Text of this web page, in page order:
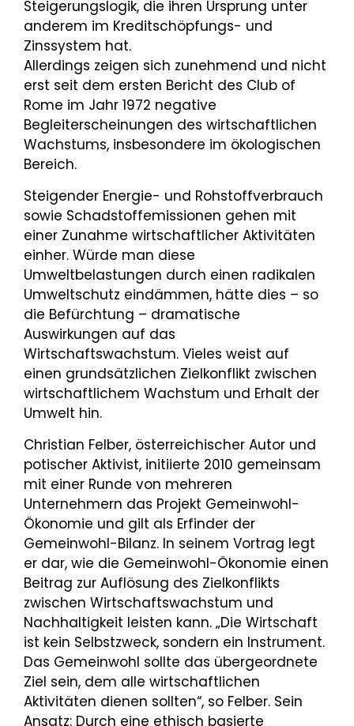
Steigerungslogik, die ihren Ursprung unter
anderem im Kreditschöpfungs- und
Zinssystem hat.
Allerdings zeigen sich zunehmend und nicht
erst seit dem ersten Bericht des Club of
Rome im Jahr 1972 negative
Begleiterscheinungen des wirtschaftlichen
Wachstums, insbesondere im ökologischen
Bereich.
Steigender Energie- und Rohstoffverbrauch
sowie Schadstoffemissionen gehen mit
einer Zunahme wirtschaftlicher Aktivitäten
einher. Würde man diese
Umweltbelastungen durch einen radikalen
Umweltschutz eindämmen, hätte dies – so
die Befürchtung – dramatische
Auswirkungen auf das
Wirtschaftswachstum. Vieles weist auf
einen grundsätzlichen Zielkonflikt zwischen
wirtschaftlichem Wachstum und Erhalt der
Umwelt hin.
Christian Felber, österreichischer Autor und
potischer Aktivist, initiierte 2010 gemeinsam
mit einer Runde von mehreren
Unternehmern das Projekt Gemeinwohl-
Ökonomie und gilt als Erfinder der
Gemeinwohl-Bilanz. In seinem Vortrag legt
er dar, wie die Gemeinwohl-Ökonomie einen
Beitrag zur Auflösung des Zielkonflikts
zwischen Wirtschaftswachstum und
Nachhaltigkeit leisten kann. „Die Wirtschaft
ist kein Selbstzweck, sondern ein Instrument.
Das Gemeinwohl sollte das übergeordnete
Ziel sein, dem alle wirtschaftlichen
Aktivitäten dienen sollten“, so Felber. Sein
Ansatz: Durch eine ethisch basierte